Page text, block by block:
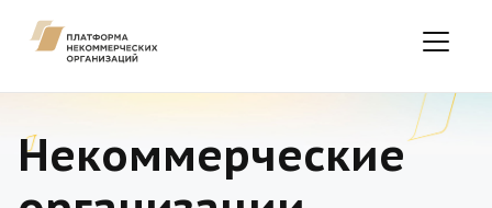
Некоммерческие